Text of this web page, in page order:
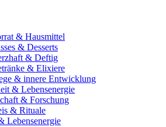
& Hausmittel
& Desserts
& Deftig
& Elixiere
& innere Entwicklung
& Lebensenergie
& Forschung
& Rituale
Lebensenergie